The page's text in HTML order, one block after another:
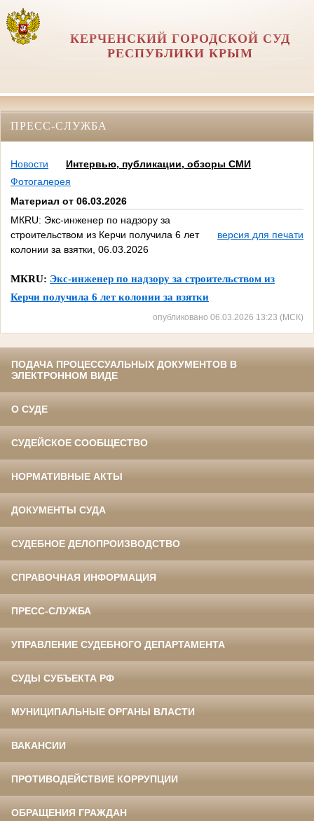
КЕРЧЕНСКИЙ ГОРОДСКОЙ СУД
РЕСПУБЛИКИ КРЫМ
ПРЕСС-СЛУЖБА
Новости
Интервью, публикации, обзоры СМИ
Фотогалерея
Материал от 06.03.2026
МКRU: Экс-инженер по надзору за
строительством из Керчи получила 6 лет
колонии за взятки, 06.03.2026
версия для печати
МКRU: Экс-инженер по надзору за строительством из
Керчи получила 6 лет колонии за взятки
опубликовано 06.03.2026 13:23 (МСК)
ПОДАЧА ПРОЦЕССУАЛЬНЫХ ДОКУМЕНТОВ В
ЭЛЕКТРОННОМ ВИДЕ
О СУДЕ
СУДЕЙСКОЕ СООБЩЕСТВО
НОРМАТИВНЫЕ АКТЫ
ДОКУМЕНТЫ СУДА
СУДЕБНОЕ ДЕЛОПРОИЗВОДСТВО
СПРАВОЧНАЯ ИНФОРМАЦИЯ
ПРЕСС-СЛУЖБА
УПРАВЛЕНИЕ СУДЕБНОГО ДЕПАРТАМЕНТА
СУДЫ СУБЪЕКТА РФ
МУНИЦИПАЛЬНЫЕ ОРГАНЫ ВЛАСТИ
ВАКАНСИИ
ПРОТИВОДЕЙСТВИЕ КОРРУПЦИИ
ОБРАЩЕНИЯ ГРАЖДАН